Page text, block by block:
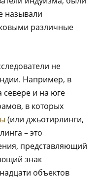
называли
различные
не
Например, в
и на юге
в которых
(или джьотирлинги,
– это
представляющий
знак
объектов